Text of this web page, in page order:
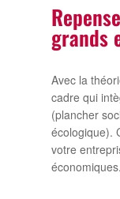
grands
Avec la
cadre qui
(plancher
écologique).
votre
économiques.